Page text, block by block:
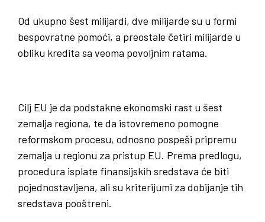
Od ukupno šest milijardi, dve milijarde su u formi
bespovratne pomoći, a preostale četiri milijarde u
obliku kredita sa veoma povoljnim ratama.
Cilj EU je da podstakne ekonomski rast u šest
zemalja regiona, te da istovremeno pomogne
reformskom procesu, odnosno pospeši pripremu
zemalja u regionu za pristup EU. Prema predlogu,
procedura isplate finansijskih sredstava će biti
pojednostavljena, ali su kriterijumi za dobijanje tih
sredstava pooštreni.